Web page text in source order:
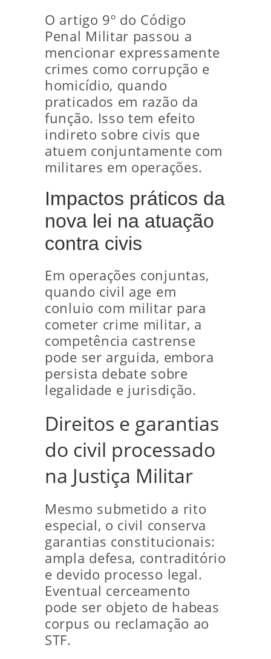
O artigo 9º do Código
Penal Militar passou a
mencionar expressamente
crimes como corrupção e
homicídio, quando
praticados em razão da
função. Isso tem efeito
indireto sobre civis que
atuem conjuntamente com
militares em operações.
Impactos práticos da
nova lei na atuação
contra civis
Em operações conjuntas,
quando civil age em
conluio com militar para
cometer crime militar, a
competência castrense
pode ser arguida, embora
persista debate sobre
legalidade e jurisdição.
Direitos e garantias
do civil processado
na Justiça Militar
Mesmo submetido a rito
especial, o civil conserva
garantias constitucionais:
ampla defesa, contraditório
e devido processo legal.
Eventual cerceamento
pode ser objeto de habeas
corpus ou reclamação ao
STF.